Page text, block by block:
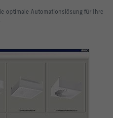
optimale Automationslösung für Ihre